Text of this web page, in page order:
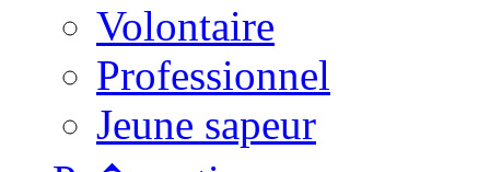
Volontaire
Professionnel
Jeune sapeur